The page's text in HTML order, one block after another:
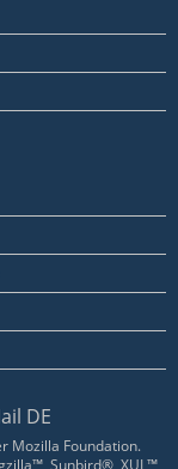
DE
Mozilla Foundation.